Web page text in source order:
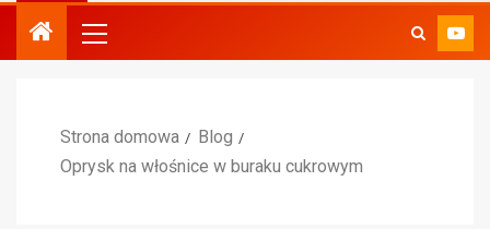
Strona domowa
Blog
Oprysk na włośnice w buraku cukrowym